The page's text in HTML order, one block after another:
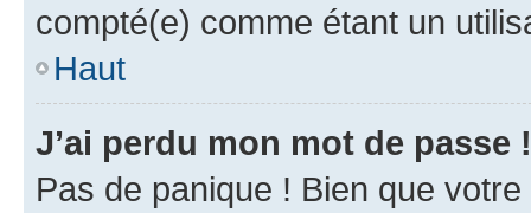
compté(e) comme étant un
Haut
J’ai perdu mon mot de passe !
Pas de panique ! Bien que